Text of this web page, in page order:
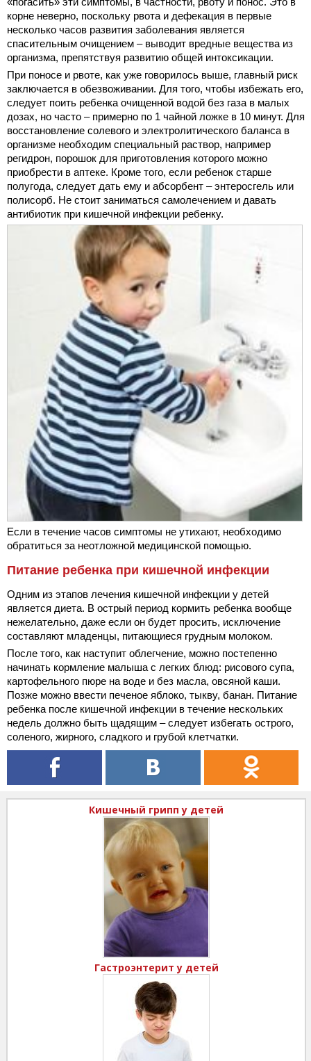
корне неверно, поскольку рвота и дефекация в первые
несколько часов развития заболевания является
спасительным очищением – выводит вредные вещества из
организма, препятствуя развитию общей интоксикации.
При поносе и рвоте, как уже говорилось выше, главный риск
заключается в обезвоживании. Для того, чтобы избежать его,
следует поить ребенка очищенной водой без газа в малых
дозах, но часто – примерно по 1 чайной ложке в 10 минут. Для
восстановление солевого и электролитического баланса в
организме необходим специальный раствор, например
регидрон, порошок для приготовления которого можно
приобрести в аптеке. Кроме того, если ребенок старше
полугода, следует дать ему и абсорбент – энтеросгель или
полисорб. Не стоит заниматься самолечением и давать
антибиотик при кишечной инфекции ребенку.
Если в течение часов симптомы не утихают, необходимо
обратиться за неотложной медицинской помощью.
Питание ребенка при кишечной инфекции
Одним из этапов лечения кишечной инфекции у детей
является диета. В острый период кормить ребенка вообще
нежелательно, даже если он будет просить, исключение
составляют младенцы, питающиеся грудным молоком.
После того, как наступит облегчение, можно постепенно
начинать кормление малыша с легких блюд: рисового супа,
картофельного пюре на воде и без масла, овсяной каши.
Позже можно ввести печеное яблоко, тыкву, банан. Питание
ребенка после кишечной инфекции в течение нескольких
недель должно быть щадящим – следует избегать острого,
соленого, жирного, сладкого и грубой клетчатки.
Кишечный грипп у детей
Гастроэнтерит у детей